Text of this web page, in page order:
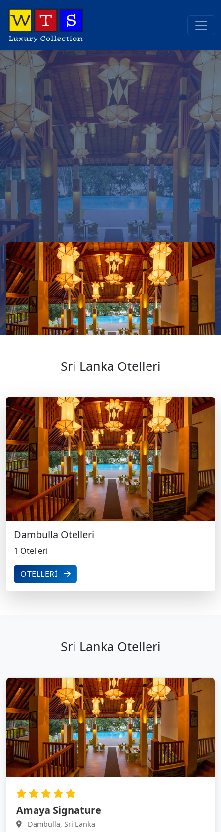
1 otel 1 şehirde
Sri Lanka Otelleri
1 Otelleri
Dambulla Otelleri
1 Otelleri
OTELLERI
Sri Lanka Otelleri
Amaya Signature
Dambulla, Sri Lanka